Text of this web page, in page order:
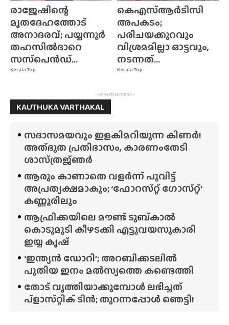
Kerala Top
രാജേഷിന്റെ
മൃതദേഹത്തോട്
അനാദരവ്; പയ്യന്നൂർ
തഹസിൽദാറെ
സസ്‌പെൻഡ്...
Kerala Top
കെഎസ്ആർടിസി
അപകടം;
പരിചയക്കുറവും
വിശ്രമമില്ലാ ഓട്ടവും,
നടന്നത്...
- Advertisement -
KAUTHUKA VARTHAKAL
സദാസമയവും ഇളകിമറിയുന്ന കിണർ!
അത്‌ഭുത പ്രതിഭാസം, കാരണംതേടി
ശാസ്‌ത്രജ്‌ഞർ
ആരും കാണാതെ വളർന്ന് പൂവിട്ട്
അപ്രത്യക്ഷമാകും; ‘ഫോറസ്‌റ്റ്‌ ഗോസ്‌റ്റ്’
കണ്ണൂരിലും
ആഫ്രിക്കയിലെ മൗണ്ട് ടുബ്‌കാൽ
കൊടുമുടി കീഴടക്കി എട്ടുവയസുകാരി
ഇയ്യ കൃഷ്
‘ഇന്ത്യൻ ഡോറി’; അറബിക്കടലിൽ
പുതിയ ഇനം മൽസ്യത്തെ കണ്ടെത്തി
തോട് വൃത്തിയാക്കുമ്പോൾ ലഭിച്ചത്
പ്‌ളാസ്‌റ്റിക് ടിൻ; തുറന്നപ്പോൾ ഞെട്ടി!